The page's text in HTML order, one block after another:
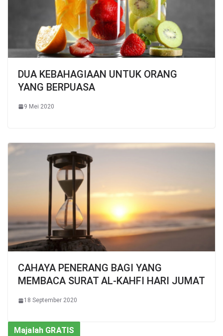
DUA KEBAHAGIAAN UNTUK ORANG
YANG BERPUASA
9 Mei 2020
CAHAYA PENERANG BAGI YANG
MEMBACA SURAT AL-KAHFI HARI JUMAT
18 September 2020
Majalah GRATIS